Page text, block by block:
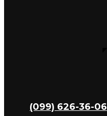
(099) 626-36-06